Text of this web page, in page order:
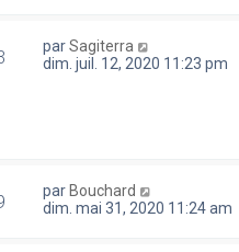
parSagiterra
dim. juil. 12, 2020 11:23 pm
par Bouchard
dim. mai 31, 2020 11:24 am